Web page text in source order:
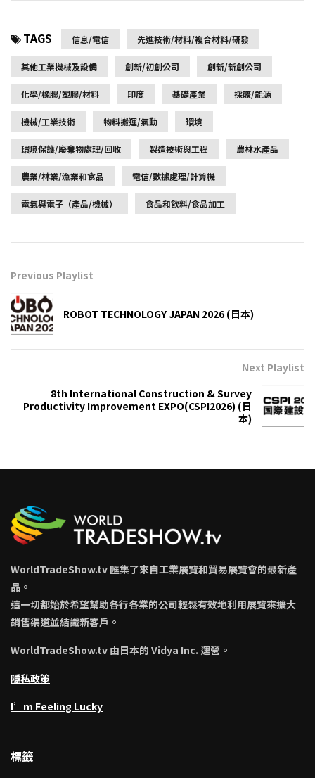
TAGS 信息/電信 先進技術/材料/複合材料/研發
其他工業機械及設備 創新/初創公司 創新/新創公司
化學/橡膠/塑膠/材料 印度 基礎產業 採礦/能源
機械/工業技術 物料搬運/氣動 環境
環境保護/廢棄物處理/回收 製造技術與工程 農林水產品
農業/林業/漁業和食品 電信/數據處理/計算機
電氣與電子（產品/機械） 食品和飲料/食品加工
Previous Playlist
ROBOT TECHNOLOGY JAPAN 2026 (日本)
Next Playlist
8th International Construction & Survey
Productivity Improvement EXPO(CSPI2026) (日
本)
WorldTradeShow.tv 匯集了來自工業展覽和貿易展覽會的最新產
品。
這一切都始於希望幫助各行各業的公司輕鬆有效地利用展覽來擴大
銷售渠道並結識新客戶。
WorldTradeShow.tv 由日本的 Vidya Inc. 運營。
隱私政策
I’m Feeling Lucky
標籤